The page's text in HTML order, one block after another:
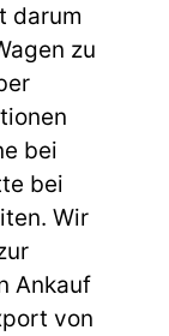
darum
zu
bei
bei
Wir
Ankauf
von